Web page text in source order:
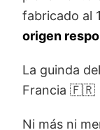
fabricado al
origen
La guinda
Francia 🇫🇷
Ni más ni